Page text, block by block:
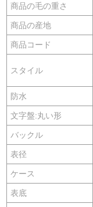
商品の毛の重さ
商品の産地
商品コード
スタイル
防水
文字盤:丸い形
バックル
表径
ケース
表底